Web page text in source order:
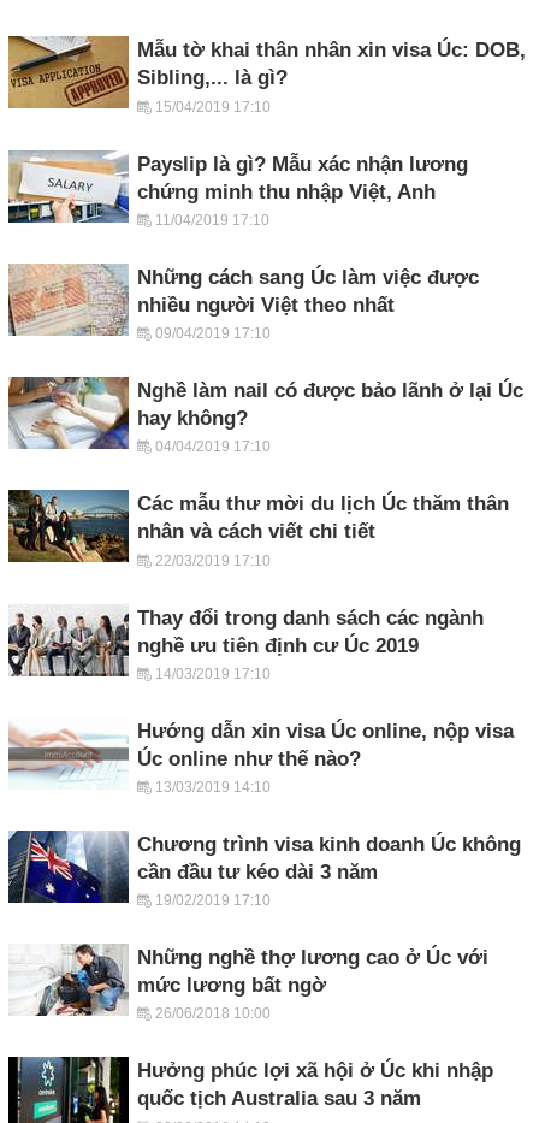
Mẫu tờ khai thân nhân xin visa Úc: DOB,
Sibling,... là gì?
15/04/2019 17:10
Payslip là gì? Mẫu xác nhận lương
chứng minh thu nhập Việt, Anh
11/04/2019 17:10
Những cách sang Úc làm việc được
nhiều người Việt theo nhất
09/04/2019 17:10
Nghề làm nail có được bảo lãnh ở lại Úc
hay không?
04/04/2019 17:10
Các mẫu thư mời du lịch Úc thăm thân
nhân và cách viết chi tiết
22/03/2019 17:10
Thay đổi trong danh sách các ngành
nghề ưu tiên định cư Úc 2019
14/03/2019 17:10
Hướng dẫn xin visa Úc online, nộp visa
Úc online như thế nào?
13/03/2019 14:10
Chương trình visa kinh doanh Úc không
cần đầu tư kéo dài 3 năm
19/02/2019 17:10
Những nghề thợ lương cao ở Úc với
mức lương bất ngờ
26/06/2018 10:00
Hưởng phúc lợi xã hội ở Úc khi nhập
quốc tịch Australia sau 3 năm